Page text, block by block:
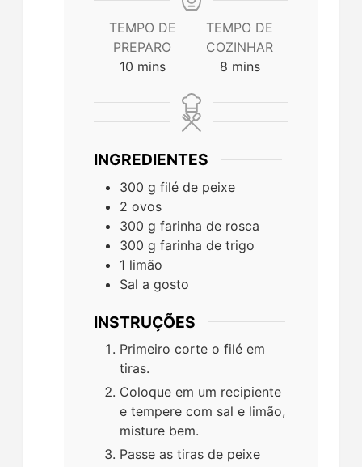
TEMPO DE
PREPARO
10minutes
mins
TEMPO DE
COZINHAR
8minutes
mins
INGREDIENTES
300 g filé de peixe
2 ovos
300 g farinha de rosca
300 g farinha de trigo
1 limão
Sal a gosto
INSTRUÇÕES
Primeiro corte o filé em
tiras.
Coloque em um recipiente
e tempere com sal e limão,
misture bem.
Passe as tiras de peixe